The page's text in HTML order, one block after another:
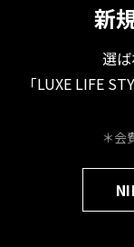
新
選
「LUXE LIFE
＊会